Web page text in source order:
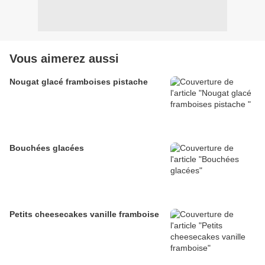
Vous aimerez aussi
Nougat glacé framboises pistache
Bouchées glacées
Petits cheesecakes vanille framboise